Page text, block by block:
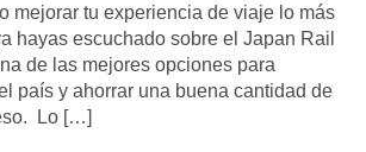
mejorar tu experiencia de viaje lo más
hayas escuchado sobre el Japan Rail
de las mejores opciones para
país y ahorrar una buena cantidad de
Lo […]